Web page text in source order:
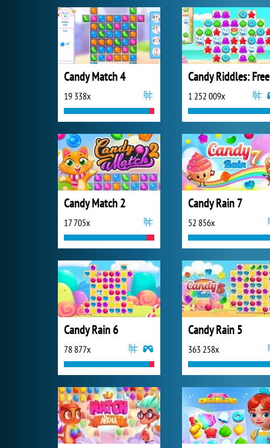
Candy Match 4
19 338x 1 252 009x
Candy Match 2
17 705x
Candy Rain 7
52 856x
Candy Rain 6
78 877x
Candy Rain 5
363 258x